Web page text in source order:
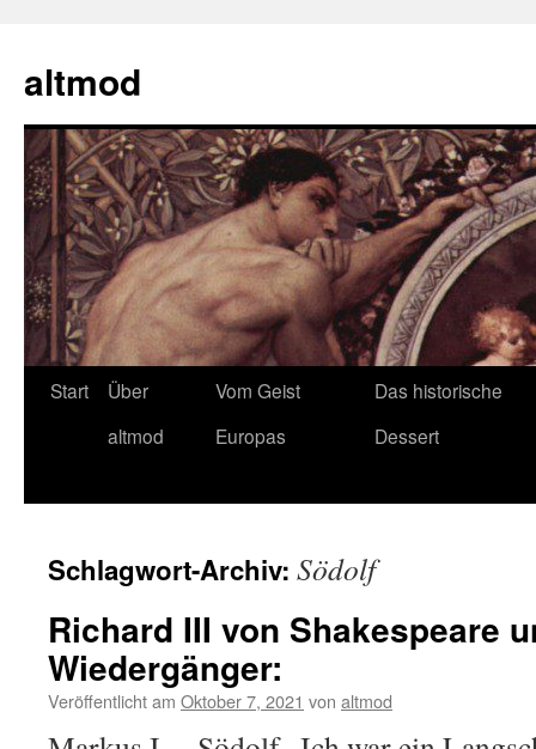
springen
altmod
Start
Über
altmod
Vom Geist
Europas
Das historische
Dessert
Schlagwort-Archiv: Södolf
Richard III von Shakespeare
Wiedergänger:
Veröffentlicht am Oktober 7, 2021 von altmod